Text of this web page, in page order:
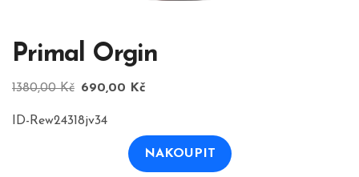
Primal Orgin
1380,00Kč Původní
byla:
1380,00 Kč.
690,00 Kč
690,00 Kč.
ID-Rew24318jv34
NAKOUPIT